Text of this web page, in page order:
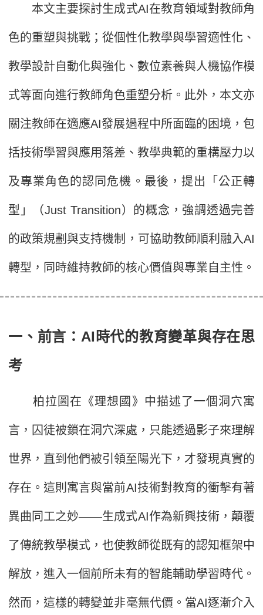
本文主要探討生成式AI在教育領域對教師角
色的重塑與挑戰；從個性化教學與學習適性化、
教學設計自動化與強化、數位素養與人機協作模
式等面向進行教師角色重塑分析。此外，本文亦
關注教師在適應AI發展過程中所面臨的困境，包
括技術學習與應用落差、教學典範的重構壓力以
及專業角色的認同危機。最後，提出「公正轉
型」（Just Transition）的概念，強調透過完善
的政策規劃與支持機制，可協助教師順利融入AI
轉型，同時維持教師的核心價值與專業自主性。
一、前言：AI時代的教育變革與存在思
考
柏拉圖在《理想國》中描述了一個洞穴寓
言，囚徒被鎖在洞穴深處，只能透過影子來理解
世界，直到他們被引領至陽光下，才發現真實的
存在。這則寓言與當前AI技術對教育的衝擊有著
異曲同工之妙——生成式AI作為新興技術，顛覆
了傳統教學模式，也使教師從既有的認知框架中
解放，進入一個前所未有的智能輔助學習時代。
然而，這樣的轉變並非毫無代價。當AI逐漸介入